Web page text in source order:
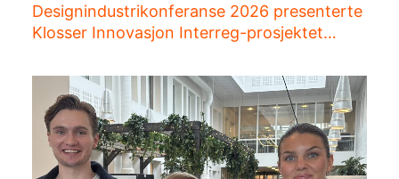
Designindustrikonferanse 2026 presenterte
Klosser Innovasjon Interreg-prosjektet…